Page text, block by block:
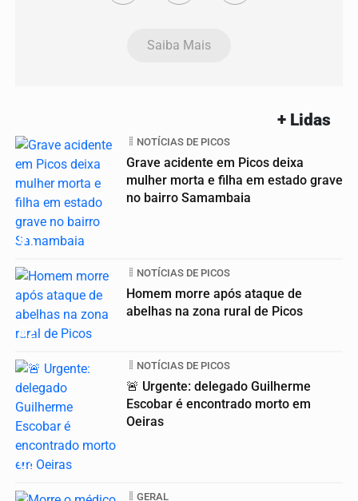
Saiba Mais
+ Lidas
01
NOTÍCIAS DE PICOS
Grave acidente em Picos deixa
mulher morta e filha em estado grave
no bairro Samambaia
02
NOTÍCIAS DE PICOS
Homem morre após ataque de
abelhas na zona rural de Picos
03
NOTÍCIAS DE PICOS
🚨 Urgente: delegado Guilherme
Escobar é encontrado morto em
Oeiras
GERAL